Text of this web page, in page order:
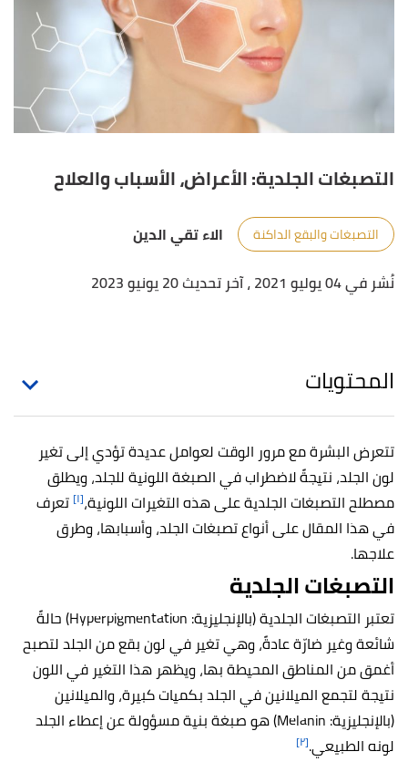
التصبغات الجلدية: الأعراض، الأسباب والعلاح
التصبغات والبقع الداكنة
الاء تقي الدين
نُشر في 04 يوليو 2021
، آخر تحديث 20 يونيو 2023
المحتويات
تتعرض البشرة مع مرور الوقت لعوامل عديدة تؤدي إلى تغير
لون الجلد، نتيجةً لاضطراب في الصبغة اللونية للجلد، ويطلق
مصطلح التصبغات الجلدية على هذه التغيرات اللونية،[١] تعرف
في هذا المقال على أنواع تصبغات الجلد، وأسبابها، وطرق
علاجها.
التصبغات الجلدية
تعتبر التصبغات الجلدية (بالإنجليزية: Hyperpigmentation) حالةً
شائعة وغير ضارّة عادةً، وهي تغير في لون بقع من الجلد لتصبح
أغمق من المناطق المحيطة بها، ويظهر هذا التغير في اللون
نتيجة لتجمع الميلانين في الجلد بكميات كبيرة، والميلانين
(بالإنجليزية: Melanin) هو صبغة بنية مسؤولة عن إعطاء الجلد
لونه الطبيعي.[٢]